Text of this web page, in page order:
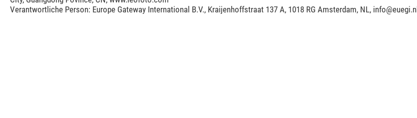
Verantwortliche Person: Europe Gateway International B.V., Kraijenhoffstraat 137 A, 1018 RG Amsterdam, NL, info@euegi.nl